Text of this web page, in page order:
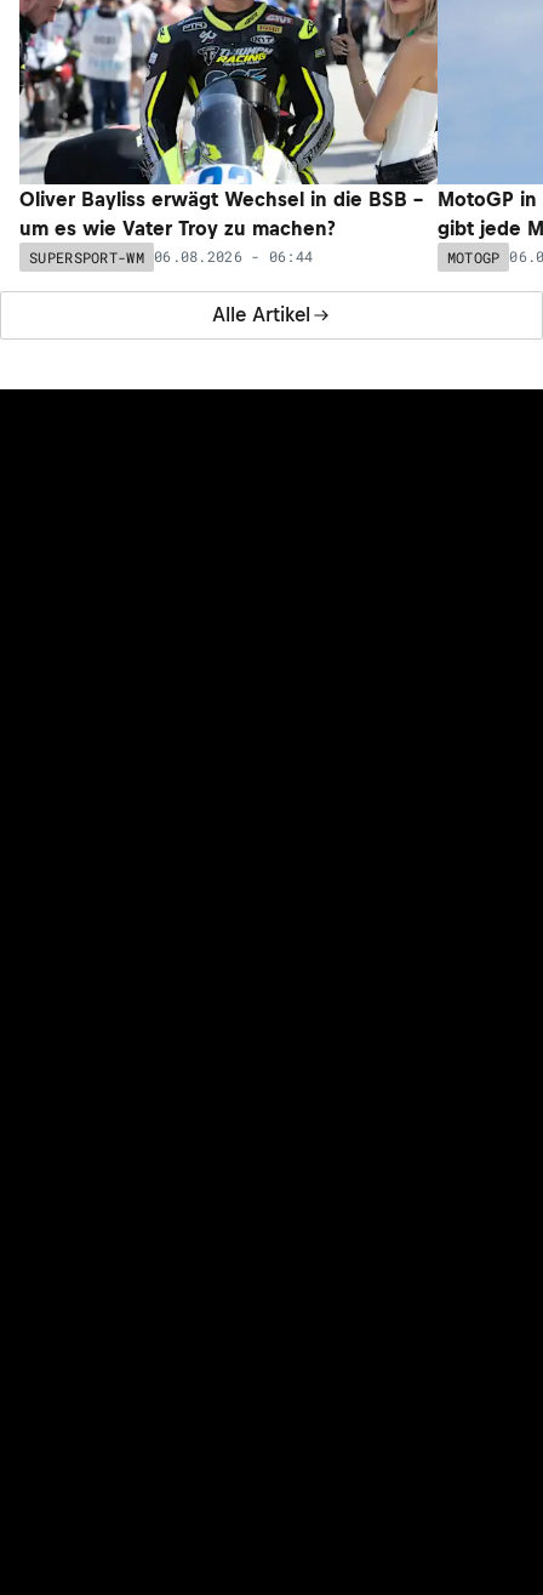
Alle Artikel
Oliver Bayliss erwägt Wechsel in die BSB –
um es wie Vater Troy zu machen?
SUPERSPORT-WM 06.08.2026 - 06:44
MotoGP in
gibt jede
MOTOGP